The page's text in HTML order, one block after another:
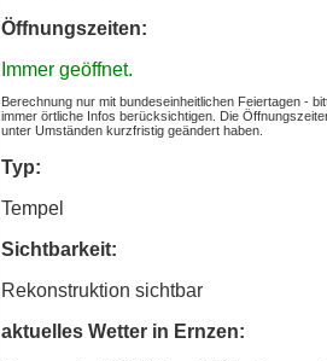
Öffnungszeiten:
Immer geöffnet.
Berechnung nur mit bundeseinheitlichen Feiertagen -
immer örtliche Infos berücksichtigen. Die
unter Umständen kurzfristig geändert haben.
Typ:
Tempel
Sichtbarkeit:
Rekonstruktion sichtbar
aktuelles Wetter in Ernzen: